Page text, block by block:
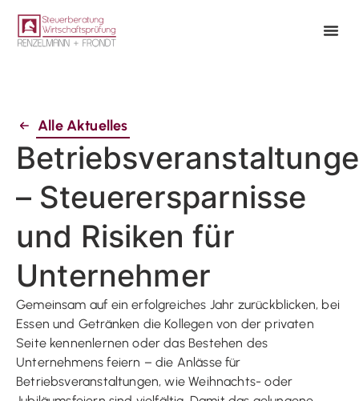
Alle Aktuelles
– Steuerersparnisse
und Risiken für
Unternehmer
Gemeinsam auf ein erfolgreiches Jahr zurückblicken, bei
Essen und Getränken die Kollegen von der privaten
Seite kennenlernen oder das Bestehen des
Unternehmens feiern – die Anlässe für
Betriebsveranstaltungen, wie Weihnachts- oder